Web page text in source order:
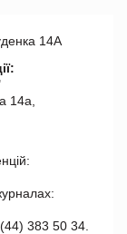
14А
14а,
383 50 34.